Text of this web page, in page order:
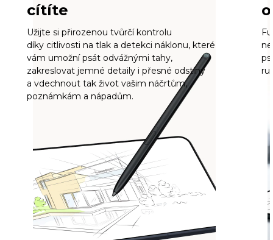
cítíte
Užijte si přirozenou tvůrčí kontrolu
díky citlivosti na tlak a detekci náklonu, které
vám umožní psát odvážnými tahy,
zakreslovat jemné detaily i přesné odstíny
a vdechnout tak život vašim náčrtům,
poznámkám a nápadům.